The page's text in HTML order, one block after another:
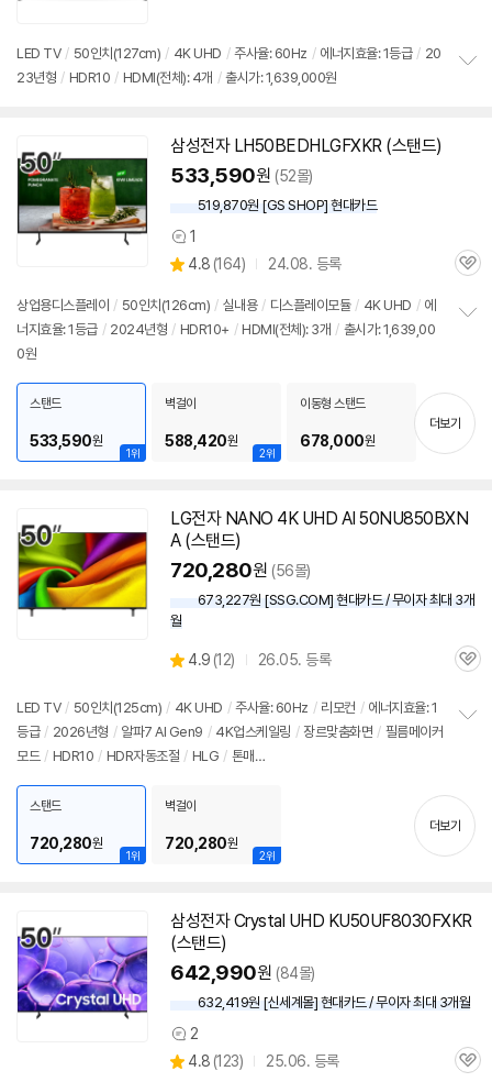
뷰
LED TV / 50인치 (127cm) / 4K UHD / 주사율: 60Hz / 에너지효율: 1등급 / 20
23년형 / HDR10 / HDMI(전체): 4개 / 출시가: 1,639,000원
삼성전자 LH50BEDHLGFXKR (스탠드)
533,590원 (52몰)
519,870원 [GS SHOP] 현대카드
상
품
견
1
별
점
4.8 (상
리
뷰
164) 24.08. 등록
관
상업용디스플레이 / 50인치 (126cm) / 실내용 / 디스플레이모듈 / 4K UHD / 에
너지효율: 1등급 / 2024년형 / HDR10+ / HDMI(전체): 3개 / 출시가: 1,639,00
0원
기
1위
스탠드
533,590원
2위
벽걸이
588,420원
이동형 스탠드
678,000원
더보기
LG전자 NANO 4K UHD AI 50NU850BXN
A (스탠드)
720,280원 (56몰)
673,227원 [SSG.COM] 현대카드 / 무이자 최대 3개
월
별
4.9 (상
리
뷰
12) 26.05. 등록
관
LED TV / 50인치 (125cm) / 4K UHD / 주사율: 60Hz / 리모컨 / 에너지효율: 1
등급 / 2026년형 / 알파7 AI Gen9 / 4K업스케일링 / 장르맞춤화면 / 필름메이커
모드 / HDR10 / HDR자동조절 / HLG / 톤매
출시가: 1,100,000원
기
1위
스탠드
720,280원
2위
벽걸이
720,280원
더보기
삼성전자 Crystal UHD KU50UF8030FXKR
(스탠드)
642,990원 (84몰)
632,419원 [신세계몰] 현대카드 / 무이자 최대 3개월
상
품
2
별
4.8 (상
123) 25.06. 등록
관
세부정보 열기/접기